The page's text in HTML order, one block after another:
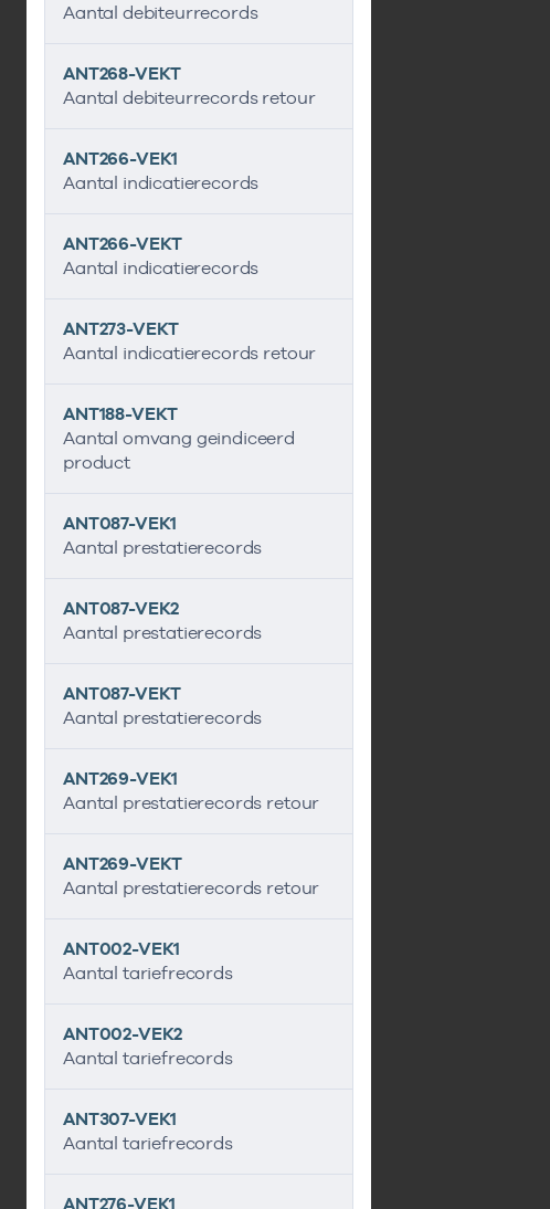
Aantal debiteurrecords
ANT268-VEKT
Aantal debiteurrecords retour
ANT266-VEK1
Aantal indicatierecords
ANT266-VEKT
Aantal indicatierecords
ANT273-VEKT
Aantal indicatierecords retour
ANT188-VEKT
Aantal omvang geindiceerd
product
ANT087-VEK1
Aantal prestatierecords
ANT087-VEK2
Aantal prestatierecords
ANT087-VEKT
Aantal prestatierecords
ANT269-VEK1
Aantal prestatierecords retour
ANT269-VEKT
Aantal prestatierecords retour
ANT002-VEK1
Aantal tariefrecords
ANT002-VEK2
Aantal tariefrecords
ANT307-VEK1
Aantal tariefrecords
ANT276-VEK1